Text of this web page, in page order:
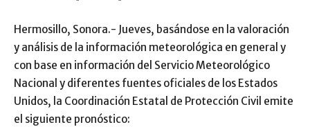
Hermosillo, Sonora.- Jueves, basándose en la valoración
y análisis de la información meteorológica en general y
con base en información del Servicio Meteorológico
Nacional y diferentes fuentes oficiales de los Estados
Unidos, la Coordinación Estatal de Protección Civil emite
el siguiente pronóstico: